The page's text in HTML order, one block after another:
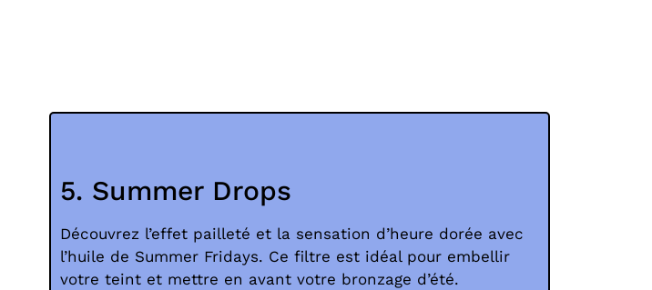
5. Summer Drops
Découvrez l’effet pailleté et la sensation d’heure dorée avec
l’huile de Summer Fridays. Ce filtre est idéal pour embellir
votre teint et mettre en avant votre bronzage d’été.